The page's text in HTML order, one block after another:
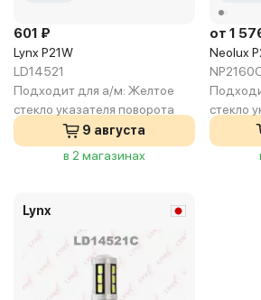
601 ₽
Lynx P21W
LD14521
Подходит для а/м: Желтое
стекло указателя поворота
9 августа
в 2 магазинах
от 1
Neolux
стекло
Lynx